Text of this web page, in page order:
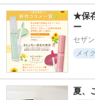
★保
ー
セザ
メイ
夏、